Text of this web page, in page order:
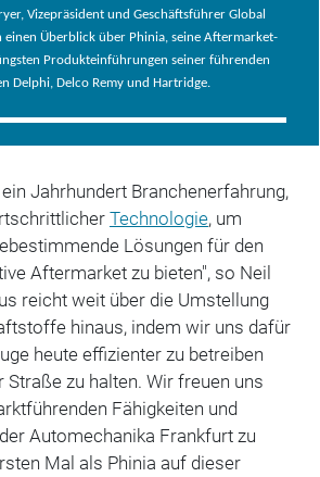
Vizepräsident und Geschäftsführer Global
einen Überblick über Phinia, seine Aftermarket-
Produkteinführungen seiner führenden
Delphi, Delco Remy und Hartridge.
Jahrhundert Branchenerfahrung,
Technologie, um
Lösungen für den
Aftermarket zu bieten", so Neil
reicht weit über die Umstellung
hinaus, indem wir uns dafür
heute effizienter zu betreiben
Straße zu halten. Wir freuen uns
Fähigkeiten und
Automechanika Frankfurt zu
Mal als Phinia auf dieser